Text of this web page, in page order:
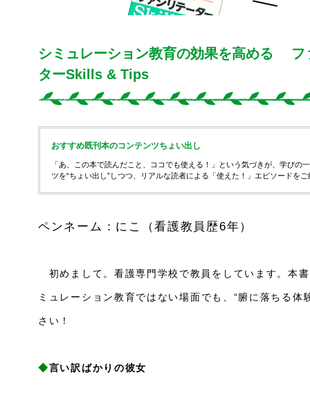
シミュレーション教育の効果を高める フ
ターSkills & Tips
おすすめ既刊本のコンテンツちょい出し
「あ、この本で読んだこと、ココでも使える！」という気づきが、学びの
ツを“ちょい出し”しつつ、リアルな読者による「使えた！」エピソードを
ペンネーム：にこ（看護教員歴6年）
初めまして。看護専門学校で教員をしています。本
ミュレーション教育 ではない場面でも、“腑に落ちる体
さい！
◆言い訳ばかりの彼女